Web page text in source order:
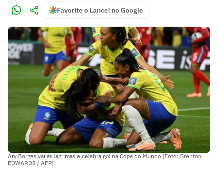
Favorite o Lance! no Google
Ary Borges vai às lágrimas e celebra gol na Copa do Mundo (Foto: Brenton
EDWARDS / AFP)